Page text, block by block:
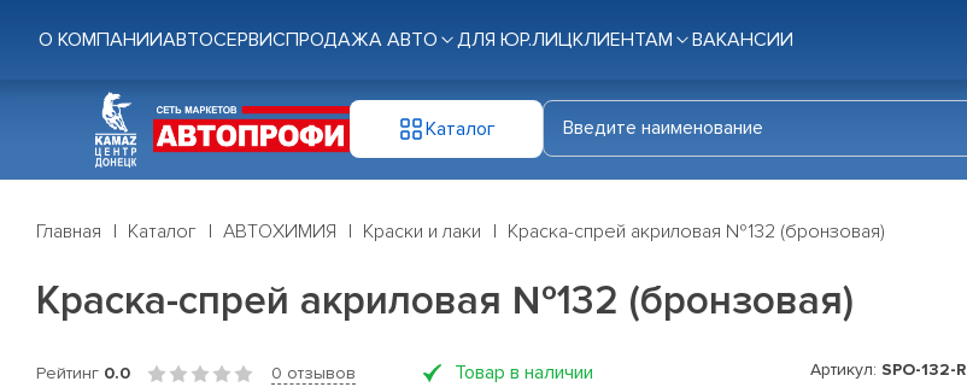
О КОМПАНИИАВТОСЕРВИСПРОДАЖА АВТО ДЛЯ ЮР.ЛИЦКЛИЕНТАМ ВАКАНСИИ
Каталог
Главная Каталог АВТОХИМИЯ Краски и лаки Краска-спрей акриловая №132 (бронзовая)
Краска-спрей акриловая №132 (бронзовая)
Рейтинг 0.0 0 отзывов Товар в наличии Артикул: SPO-132-R